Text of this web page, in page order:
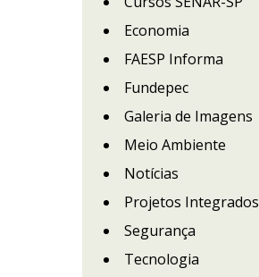
Economia
FAESP Informa
Fundepec
Galeria de Imagens
Meio Ambiente
Notícias
Projetos Integrados
Segurança
Tecnologia